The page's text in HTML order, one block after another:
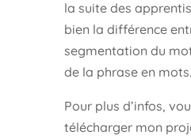
la suite des
bien la différence
segmentation du
de la phrase en mots.
Pour plus d’infos,
télécharger mon